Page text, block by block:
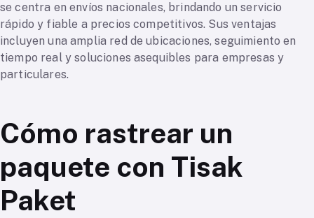
se centra en envíos nacionales, brindando un servicio
rápido y fiable a precios competitivos. Sus ventajas
incluyen una amplia red de ubicaciones, seguimiento en
tiempo real y soluciones asequibles para empresas y
particulares.
Cómo rastrear un
paquete con Tisak
Paket